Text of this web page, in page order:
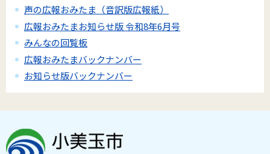
声の広報おみたま（音訳版広報紙）
広報おみたまお知らせ版 令和8年6月号
みんなの回覧板
広報おみたまバックナンバー
お知らせ版バックナンバー